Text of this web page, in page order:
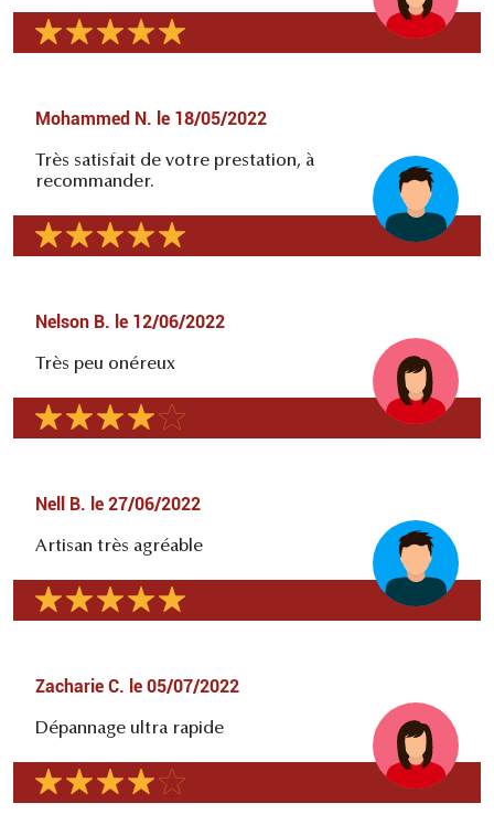
Mohammed N. le 18/05/2022
Très satisfait de votre prestation, à
recommander.
Nelson B. le 12/06/2022
Très peu onéreux
Nell B. le 27/06/2022
Artisan très agréable
Zacharie C. le 05/07/2022
Dépannage ultra rapide